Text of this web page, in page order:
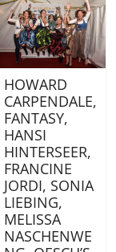
HOWARD
CARPENDALE,
FANTASY,
HANSI
HINTERSEER,
FRANCINE
JORDI, SONIA
LIEBING,
MELISSA
NASCHENWE